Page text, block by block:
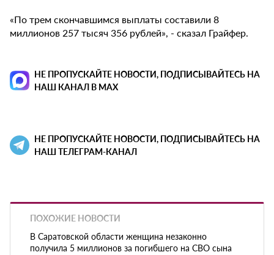
«По трем скончавшимся выплаты составили 8
миллионов 257 тысяч 356 рублей», - сказал Грайфер.
НЕ ПРОПУСКАЙТЕ НОВОСТИ, ПОДПИСЫВАЙТЕСЬ НА
НАШ КАНАЛ В MAX
НЕ ПРОПУСКАЙТЕ НОВОСТИ, ПОДПИСЫВАЙТЕСЬ НА
НАШ ТЕЛЕГРАМ-КАНАЛ
ПОХОЖИЕ НОВОСТИ
В Саратовской области женщина незаконно
получила 5 миллионов за погибшего на СВО сына